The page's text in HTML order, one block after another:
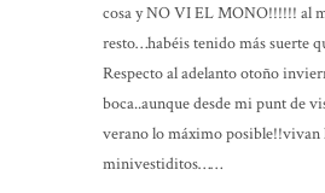
cosa y NO VI EL MONO!!!!!! al
resto…habéis tenido más suerte
Respecto al adelanto otoño
boca..aunque desde mi punt de
verano lo máximo posible!!vivan
minivestiditos……